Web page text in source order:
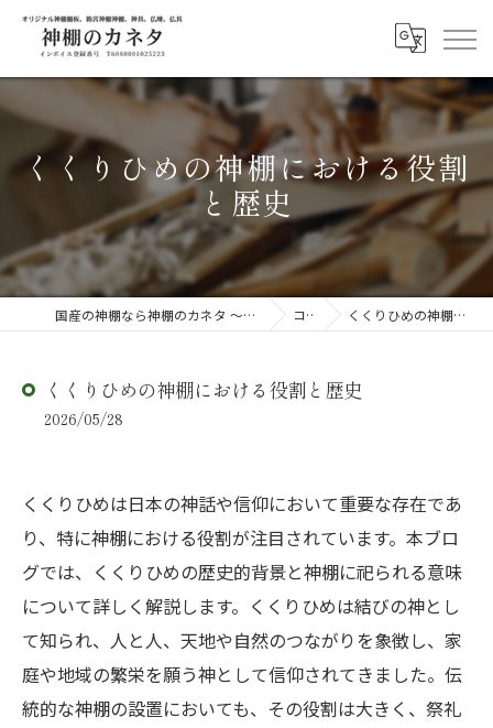
くくりひめの神棚における役割
と歴史
国産の神棚なら神棚のカネタ ～日々のしあわせを感じる物を～ コラム くくりひめの神棚における役割と歴史
くくりひめの神棚における役割と歴史
2026/05/28
くくりひめは日本の神話や信仰において重要な存在であ
り、特に神棚における役割が注目されています。本ブロ
グでは、くくりひめの歴史的背景と神棚に祀られる意味
について詳しく解説します。くくりひめは結びの神とし
て知られ、人と人、天地や自然のつながりを象徴し、家
庭や地域の繁栄を願う神として信仰されてきました。伝
統的な神棚の設置においても、その役割は大きく、祭礼